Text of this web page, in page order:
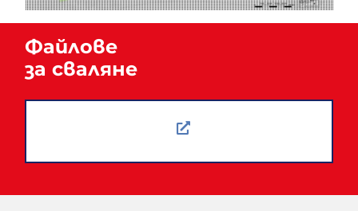
strong overlay
Файлове
за сваляне